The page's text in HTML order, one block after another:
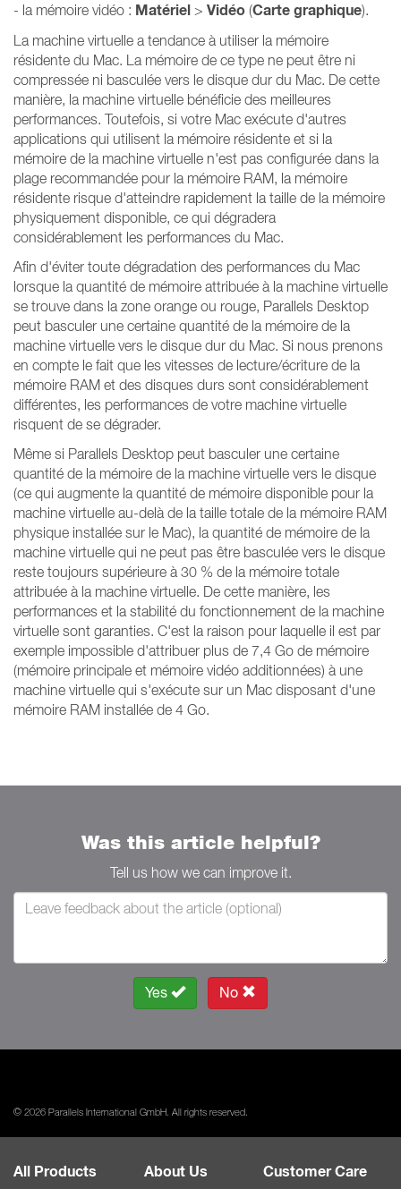
- la mémoire vidéo : Matériel > Vidéo (Carte graphique).
La machine virtuelle a tendance à utiliser la mémoire
résidente du Mac. La mémoire de ce type ne peut être ni
compressée ni basculée vers le disque dur du Mac. De cette
manière, la machine virtuelle bénéficie des meilleures
performances. Toutefois, si votre Mac exécute d'autres
applications qui utilisent la mémoire résidente et si la
mémoire de la machine virtuelle n'est pas configurée dans la
plage recommandée pour la mémoire RAM, la mémoire
résidente risque d'atteindre rapidement la taille de la mémoire
physiquement disponible, ce qui dégradera
considérablement les performances du Mac.
Afin d'éviter toute dégradation des performances du Mac
lorsque la quantité de mémoire attribuée à la machine virtuelle
se trouve dans la zone orange ou rouge, Parallels Desktop
peut basculer une certaine quantité de la mémoire de la
machine virtuelle vers le disque dur du Mac. Si nous prenons
en compte le fait que les vitesses de lecture/écriture de la
mémoire RAM et des disques durs sont considérablement
différentes, les performances de votre machine virtuelle
risquent de se dégrader.
Même si Parallels Desktop peut basculer une certaine
quantité de la mémoire de la machine virtuelle vers le disque
(ce qui augmente la quantité de mémoire disponible pour la
machine virtuelle au-delà de la taille totale de la mémoire RAM
physique installée sur le Mac), la quantité de mémoire de la
machine virtuelle qui ne peut pas être basculée vers le disque
reste toujours supérieure à 30 % de la mémoire totale
attribuée à la machine virtuelle. De cette manière, les
performances et la stabilité du fonctionnement de la machine
virtuelle sont garanties. C'est la raison pour laquelle il est par
exemple impossible d'attribuer plus de 7,4 Go de mémoire
(mémoire principale et mémoire vidéo additionnées) à une
machine virtuelle qui s'exécute sur un Mac disposant d'une
mémoire RAM installée de 4 Go.
Was this article helpful?
Tell us how we can improve it.
Yes No
© 2026 Parallels International GmbH. All rights reserved.
All Products About Us Customer Care